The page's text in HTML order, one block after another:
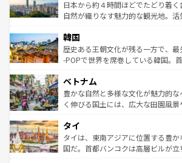
情報はコンテンツ一覧を参照してほ
人々、おいしいローカルフードや
ク、伝統的なフラダンスなど、す
ワイを、存分に味わってほしい。 なお、新着のハワイ情報
はコンテンツ一覧を参照してほしい
ク）、タスマニアの美しい原生林
ど、見どころがたくさん。また、
いる。アクティビティも充実してお
ビング、ハイキングなど、アウト
い。オーストラリアの多彩な魅力
参照してほしい。
日本から約４時間ほどでたどり着
自然が織りなす魅力的な観光地。
ン）、静ひつな山岳地帯である台湾
と山間の静けさが共存しており、
驚きをもたらしてくれる。また、
容にもいいと評判のスイーツなど、
が味わえる。 なお、新着の台湾情
照してほしい。
韓国
歴史ある王朝文化が残る一方で、
-POPで世界を席巻している韓国。
き、地方に足を延ばせば四季折々の
できる。そして、キムチや焼肉、
まで、さまざまな韓国料理が待っ
リティに包まれながら、韓国の多彩
わってみてほしい。 なお、
覧を参照してほしい。
ベトナム
豊かな自然と多様な文化が魅力的
く伸びる国土には、広大な田園風
急速な発展と共に伝統が息づく。ハ
ーチミン市のフランス統治時代の建
醸し出している。また、バラエテ
タイ
タイは、東南アジアに位置する豊か
国だ。首都バンコクは高層ビルが